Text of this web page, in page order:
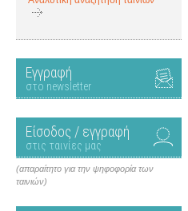
Εγγραφή
στο newsletter
Είσοδος / εγγραφή
στις ταινίες μας
(απαραίτητο για την ψηφοφορία των
ταινιών)